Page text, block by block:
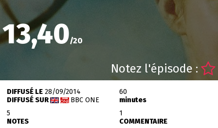
13,40/20
Notez l'épisode :
DIFFUSÉ LE28/09/2014
DIFFUSÉ SUR
BBC ONE
60
minutes
5
NOTES
1
COMMENTAIRE